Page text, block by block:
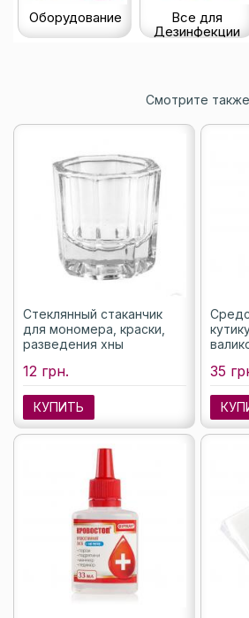
Оборудование
Все для
Дезинфекции
Смотрите также
Стеклянный стаканчик
для мономера, краски,
разведения хны
12 грн.
КУПИТЬ
35